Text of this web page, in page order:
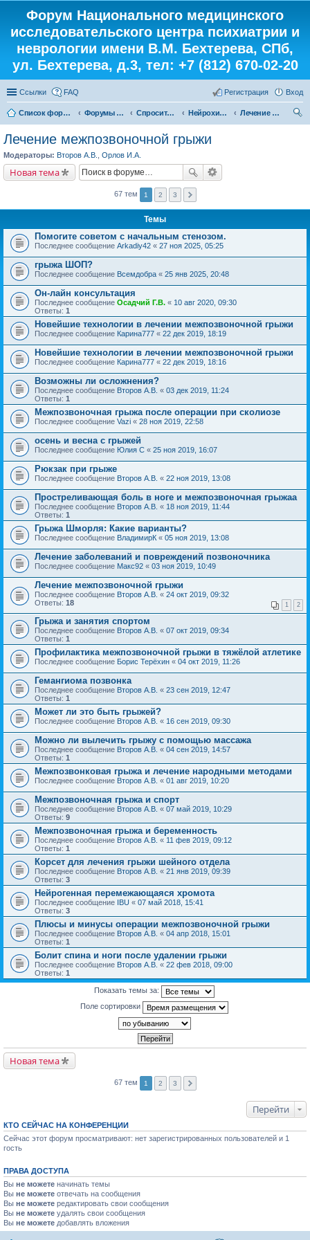
Форум Национального медицинского
исследовательского центра психиатрии и
неврологии имени В.М. Бехтерева, СПб,
ул. Бехтерева, д.3, тел: +7 (812) 670-02-20
Ссылки FAQ Вход
Регистрация
Список форумов Форумы института Спросите у доктора Нейрохирург
Лечение межпозвоночной грыжи
Лечение межпозвоночной грыжи
Модераторы: Второв А.В. Орлов И.А.
Новая тема
67 тем 1 2 3
Темы
Помогите советом с начальным стенозом.
Последнее сообщение Arkadiy42 « 27 ноя 2025, 05:25
грыжа ШОП?
Последнее сообщение Всемдобра « 25 янв 2025, 20:48
Он-лайн консультация
Последнее сообщение Осадчий Г.В. « 10 авг 2020, 09:30
Ответы: 1
Новейшие технологии в лечении межпозвоночной грыжи
Последнее сообщение Карина777 « 22 дек 2019, 18:19
Новейшие технологии в лечении межпозвоночной грыжи
Последнее сообщение Карина777 « 22 дек 2019, 18:16
Возможны ли осложнения?
Последнее сообщение Второв А.В. « 03 дек 2019, 11:24
Ответы: 1
Межпозвоночная грыжа после операции при сколиозе
Последнее сообщение Vazi « 28 ноя 2019, 22:58
осень и весна с грыжей
Последнее сообщение Юлия С « 25 ноя 2019, 16:07
Рюкзак при грыже
Последнее сообщение Второв А.В. « 22 ноя 2019, 13:08
Простреливающая боль в ноге и межпозвоночная грыжаа
Последнее сообщение Второв А.В. « 18 ноя 2019, 11:44
Ответы: 1
Грыжа Шморля: Какие варианты?
Последнее сообщение ВладимирК « 05 ноя 2019, 13:08
Лечение заболеваний и повреждений позвоночника
Последнее сообщение Макс92 « 03 ноя 2019, 10:49
Лечение межпозвоночной грыжи
Последнее сообщение Второв А.В. « 24 окт 2019, 09:32
Ответы: 18 1 2
Грыжа и занятия спортом
Последнее сообщение Второв А.В. « 07 окт 2019, 09:34
Ответы: 1
Профилактика межпозвоночной грыжи в тяжёлой атлетике
Последнее сообщение Борис Терёхин « 04 окт 2019, 11:26
Гемангиома позвонка
Последнее сообщение Второв А.В. « 23 сен 2019, 12:47
Ответы: 1
Может ли это быть грыжей?
Последнее сообщение Второв А.В. « 16 сен 2019, 09:30
Можно ли вылечить грыжу с помощью массажа
Последнее сообщение Второв А.В. « 04 сен 2019, 14:57
Ответы: 1
Межпозвонковая грыжа и лечение народными методами
Последнее сообщение Второв А.В. « 01 авг 2019, 10:20
Межпозвоночная грыжа и спорт
Последнее сообщение Второв А.В. « 07 май 2019, 10:29
Ответы: 9
Межпозвоночная грыжа и беременность
Последнее сообщение Второв А.В. « 11 фев 2019, 09:12
Ответы: 1
Корсет для лечения грыжи шейного отдела
Последнее сообщение Второв А.В. « 21 янв 2019, 09:39
Ответы: 3
Нейрогенная перемежающаяся хромота
Последнее сообщение IBU « 07 май 2018, 15:41
Ответы: 3
Плюсы и минусы операции межпозвоночной грыжи
Последнее сообщение Второв А.В. « 04 апр 2018, 15:01
Ответы: 1
Болит спина и ноги после удалении грыжи
Последнее сообщение Второв А.В. « 22 фев 2018, 09:00
Ответы: 1
Показать темы за:
Поле сортировки
Новая тема
67 тем 1 2 3
Перейти
КТО СЕЙЧАС НА КОНФЕРЕНЦИИ
Сейчас этот форум просматривают: нет зарегистрированных пользователей и 1
гость
ПРАВА ДОСТУПА
Вы не можете начинать темы
Вы не можете отвечать на сообщения
Вы не можете редактировать свои сообщения
Вы не можете удалять свои сообщения
Вы не можете добавлять вложения